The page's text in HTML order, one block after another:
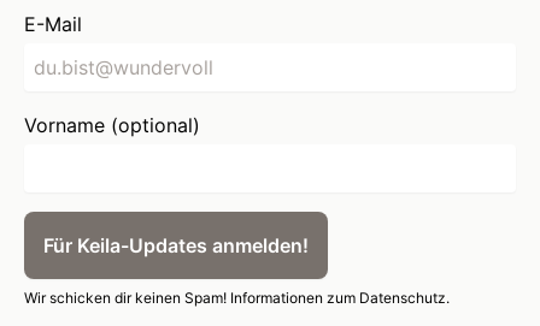
E-Mail
Vorname (optional)
Für Keila-Updates anmelden!
Wir schicken dir keinen Spam! Informationen zum Datenschutz.